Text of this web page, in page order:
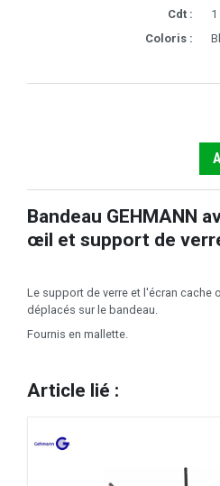
Cdt :
1
Coloris :
Bandeau GEHMANN
œil et support de
Le support de verre et l'écran cache
déplacés sur le bandeau.
Fournis en mallette.
Article lié :